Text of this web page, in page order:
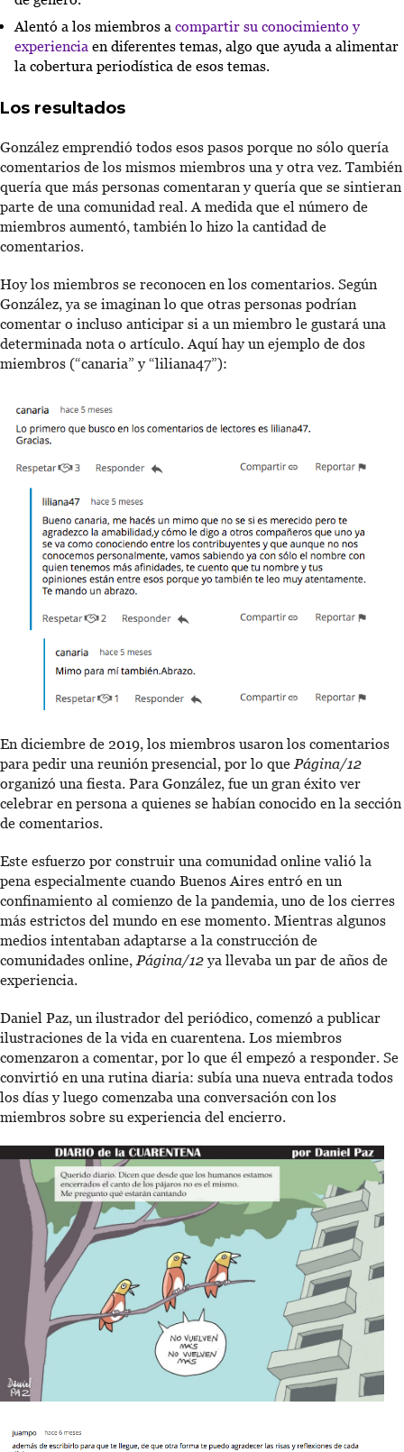
Alentó a los miembros a compartir su conocimiento y
experiencia en diferentes temas, algo que ayuda a alimentar
la cobertura periodística de esos temas.
Los resultados
González emprendió todos esos pasos porque no sólo quería
comentarios de los mismos miembros una y otra vez. También
quería que más personas comentaran y quería que se sintieran
parte de una comunidad real. A medida que el número de
miembros aumentó, también lo hizo la cantidad de
comentarios.
Hoy los miembros se reconocen en los comentarios. Según
González, ya se imaginan lo que otras personas podrían
comentar o incluso anticipar si a un miembro le gustará una
determinada nota o artículo. Aquí hay un ejemplo de dos
miembros (“canaria” y “liliana47”):
En diciembre de 2019, los miembros usaron los comentarios
para pedir una reunión presencial, por lo quePágina/12
organizó una fiesta. Para González, fue un gran éxito ver
celebrar en persona a quienes se habían conocido en la sección
de comentarios.
Este esfuerzo por construir una comunidad online valió la
pena especialmente cuando Buenos Aires entró en un
confinamiento al comienzo de la pandemia, uno de los cierres
más estrictos del mundo en ese momento. Mientras algunos
medios intentaban adaptarse a la construcción de
comunidades online,Página/12ya llevaba un par de años de
experiencia.
Daniel Paz, un ilustrador del periódico, comenzó a publicar
ilustraciones de la vida en cuarentena. Los miembros
comenzaron a comentar, por lo que él empezó a responder. Se
convirtió en una rutina diaria: subía una nueva entrada todos
los días y luego comenzaba una conversación con los
miembros sobre su experiencia del encierro.